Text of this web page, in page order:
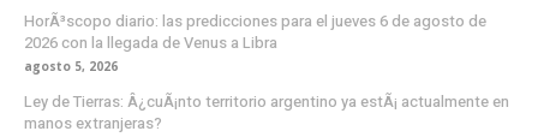
HorÃ³scopo diario: las predicciones para el jueves 6 de agosto de
2026 con la llegada de Venus a Libra
agosto 5, 2026
Ley de Tierras: Â¿cuÃ¡nto territorio argentino ya estÃ¡ actualmente en
manos extranjeras?